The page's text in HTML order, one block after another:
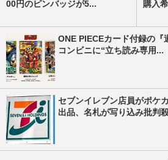
00円のピンバッジが5...
購入
ONE PIECEカード付録の『
コンビニに“立ち読み専用...
セブンイレブン店員がポケ
出品、名札が写り込み批判